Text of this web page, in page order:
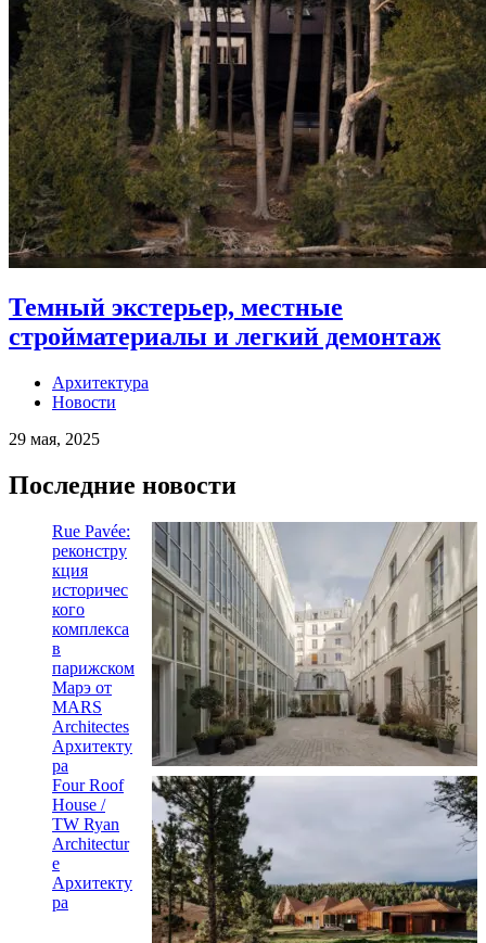
Темный экстерьер, местные
стройматериалы и легкий демонтаж
Архитектура
Новости
29 мая, 2025
Последние новости
Rue Pavée:
реконстру
кция
историчес
кого
комплекса
в
парижском
Марэ от
MARS
Architectes
Архитекту
ра
Four Roof
House /
TW Ryan
Architectur
e
Архитекту
ра